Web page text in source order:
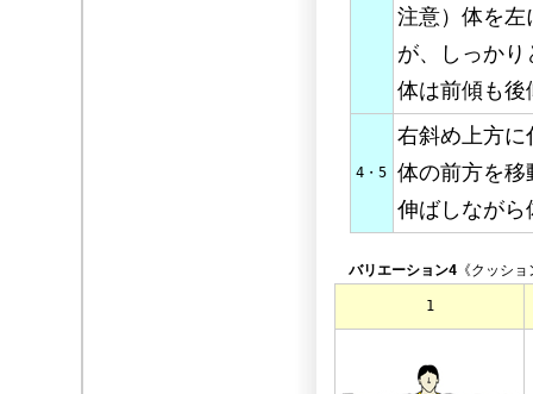
注意）体を左
が、しっか
体は前傾も後
4・5
右斜め上方に
体の前方を移
伸ばしながら
バリエーション4 《クッシ
1